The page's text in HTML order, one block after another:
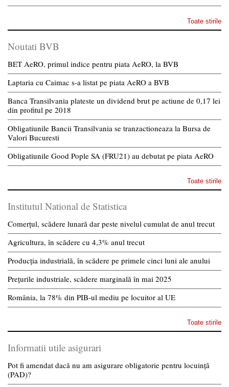
Toate stirile
Noutati BVB
BET AeRO, primul indice pentru piata AeRO, la BVB
Laptaria cu Caimac s-a listat pe piata AeRO a BVB
Banca Transilvania plateste un dividend brut pe actiune de 0,17 lei
din profitul pe 2018
Obligatiunile Bancii Transilvania se tranzactioneaza la Bursa de
Valori Bucuresti
Obligatiunile Good Pople SA (FRU21) au debutat pe piata AeRO
Toate stirile
Institutul National de Statistica
Comerțul, scădere lunară dar peste nivelul cumulat de anul trecut
Agricultura, în scădere cu 4,3% anul trecut
Producția industrială, în scădere pe primele cinci luni ale anului
Prețurile industriale, scădere marginală în mai 2025
România, la 78% din PIB-ul mediu pe locuitor al UE
Toate stirile
Informatii utile asigurari
Pot fi amendat dacă nu am asigurare obligatorie pentru locuință
(PAD)?